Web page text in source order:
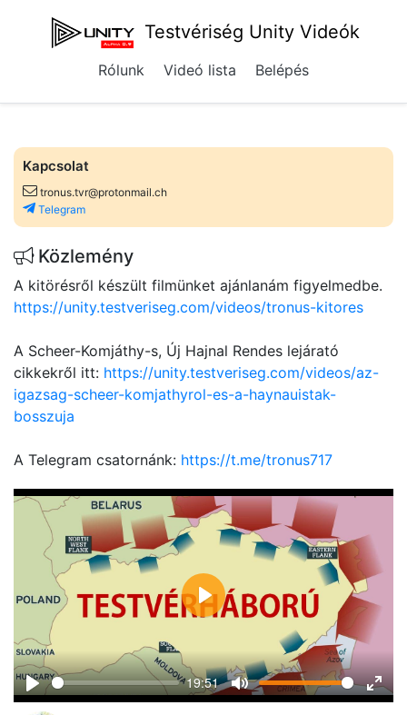
Testvériség Unity Videók
Rólunk Videó lista Belépés
Kapcsolat
tronus.tvr@protonmail.ch
Telegram
Közlemény
A kitörésről készült filmünket ajánlanám figyelmedbe.
https://unity.testveriseg.com/videos/tronus-kitores
A Scheer-Komjáthy-s, Új Hajnal Rendes lejárató
cikkekről itt: https://unity.testveriseg.com/videos/az-
igazsag-scheer-komjathyrol-es-a-haynauistak-
bosszuja
A Telegram csatornánk: https://t.me/tronus717
Play
19:51
Mute
Play